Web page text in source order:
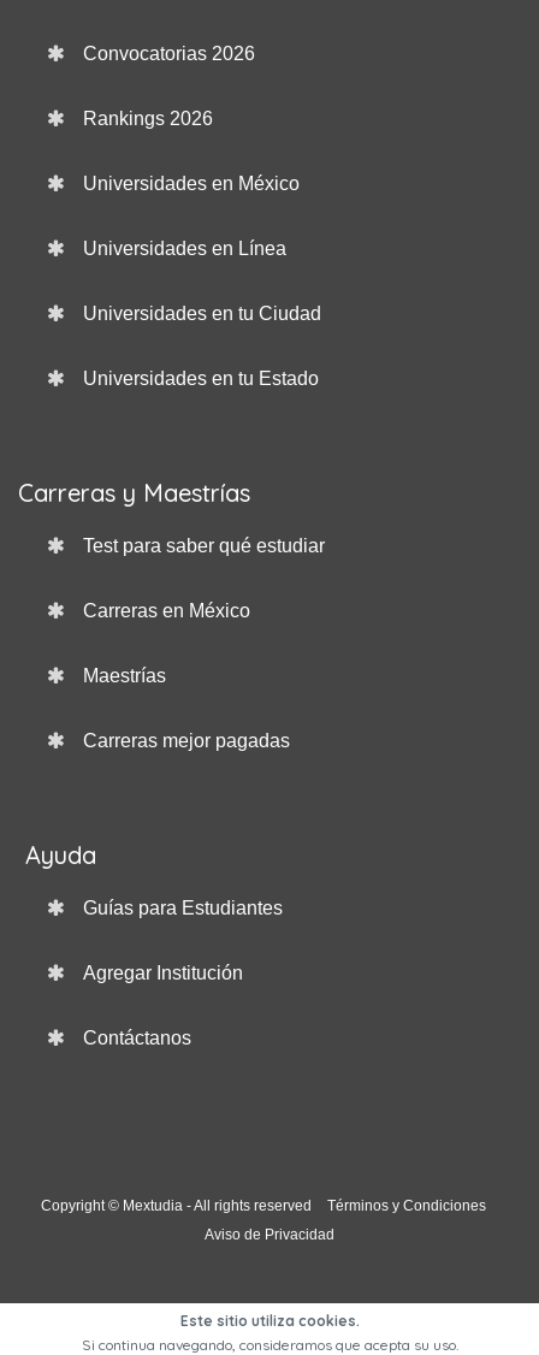
Convocatorias 2026
Rankings 2026
Universidades en México
Universidades en Línea
Universidades en tu Ciudad
Universidades en tu Estado
Carreras y Maestrías
Test para saber qué estudiar
Carreras en México
Maestrías
Carreras mejor pagadas
Ayuda
Guías para Estudiantes
Agregar Institución
Contáctanos
Copyright © Mextudia - All rights reserved
Términos y Condiciones
Aviso de Privacidad
Este sitio utiliza cookies.
Si continua navegando, consideramos que acepta su uso.